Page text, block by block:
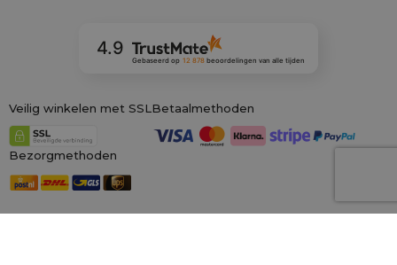
4.9
Gebaseerd op 12 878beoordelingen van alle tijden
Veilig winkelen met SSLBetaalmethoden
Bezorgmethoden